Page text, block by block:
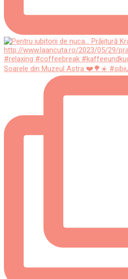
Soarele din Muzeul Astra ❤️🌳☀️